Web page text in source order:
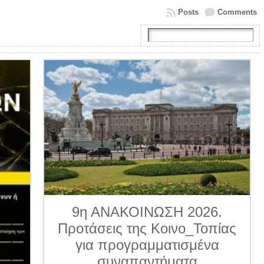
Comments
Posts
9η ΑΝΑΚΟΙΝΩΣΗ 2026.
Προτάσεις της Κοινο_Τοπίας
για προγραμματισμένα